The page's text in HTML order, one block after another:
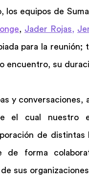
los equipos de
, Jader Rojas,
para la
encuentro, su
y
el cual nuestro
de
de forma
sus